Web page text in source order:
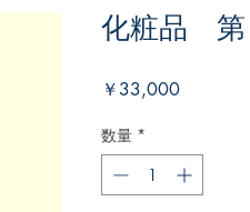
化粧品 第
￥33,000価
数量 *